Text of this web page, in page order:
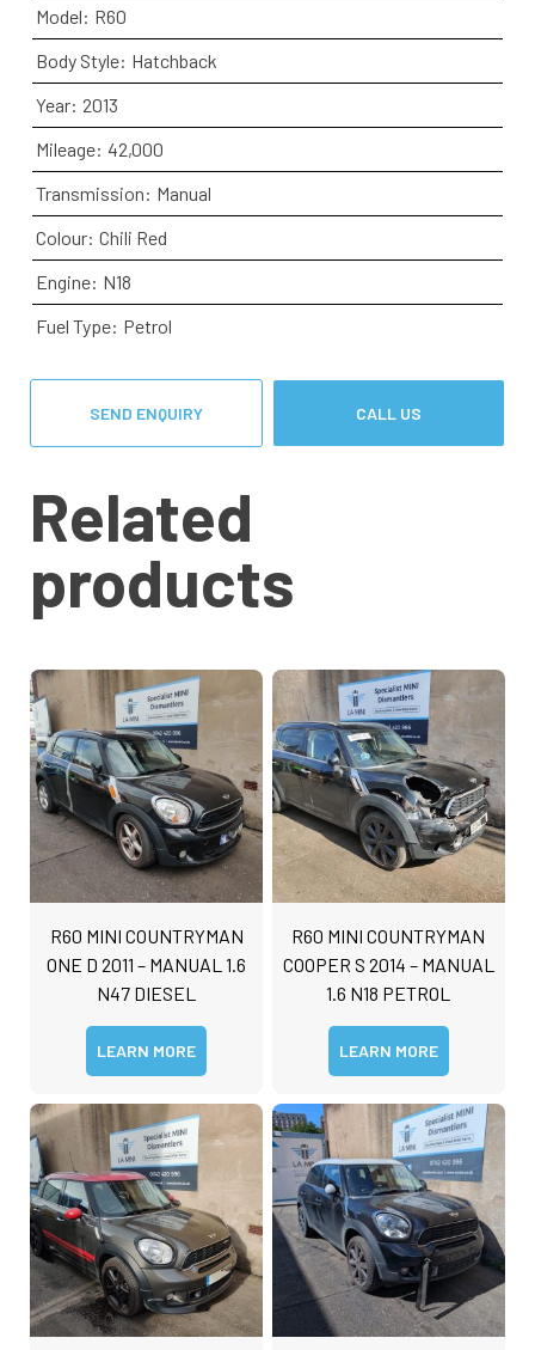
Model: R60
Body Style: Hatchback
Year: 2013
Mileage: 42,000
Transmission: Manual
Colour: Chili Red
Engine: N18
Fuel Type: Petrol
SEND ENQUIRY CALL US
Related
products
R60 MINI COUNTRYMAN
ONE D 2011 – MANUAL 1.6
N47 DIESEL
LEARN MORE
R60 MINI COUNTRYMAN
COOPER S 2014 – MANUAL
1.6 N18 PETROL
LEARN MORE